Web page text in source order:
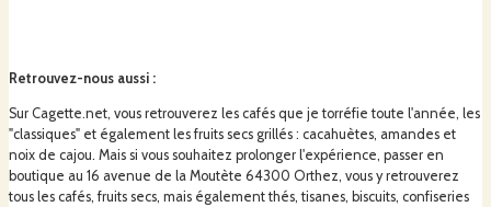
Retrouvez-nous aussi :
Sur Cagette.net, vous retrouverez les cafés que je torréfie toute l'année, les
"classiques" et également les fruits secs grillés : cacahuètes, amandes et
noix de cajou. Mais si vous souhaitez prolonger l'expérience, passer en
boutique au 16 avenue de la Moutète 64300 Orthez, vous y retrouverez
tous les cafés, fruits secs, mais également thés, tisanes, biscuits, confiseries